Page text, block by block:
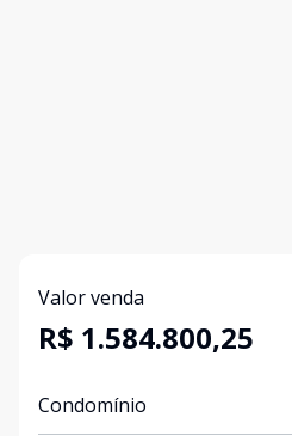
Valor venda
R$ 1.584.800,25
Condomínio